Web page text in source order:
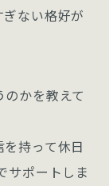
ぎない格好が
かを教えて
持って休日
サポートしま